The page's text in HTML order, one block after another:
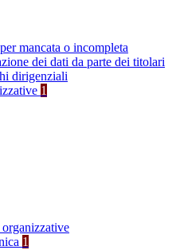
mancata o incompleta
dei dati da parte dei titolari
dirigenziali
1
1